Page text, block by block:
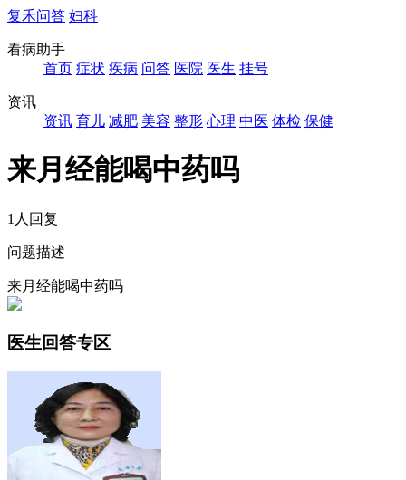
复禾问答 妇科
看病助手
首页 症状 疾病 问答 医院 医生 挂号
资讯
资讯 育儿 减肥 美容 整形 心理 中医 体检 保健
来月经能喝中药吗
1人回复
问题描述
来月经能喝中药吗
医生回答专区